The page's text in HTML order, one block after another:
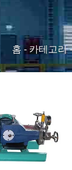
홈 - 카테고리